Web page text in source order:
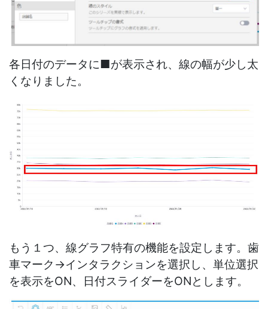
各日付のデータに■が表示され、線の幅が少し太
くなりました。
もう１つ、線グラフ特有の機能を設定します。歯
車マーク→インタラクションを選択し、単位選択
を表示をON、日付スライダーをONとします。